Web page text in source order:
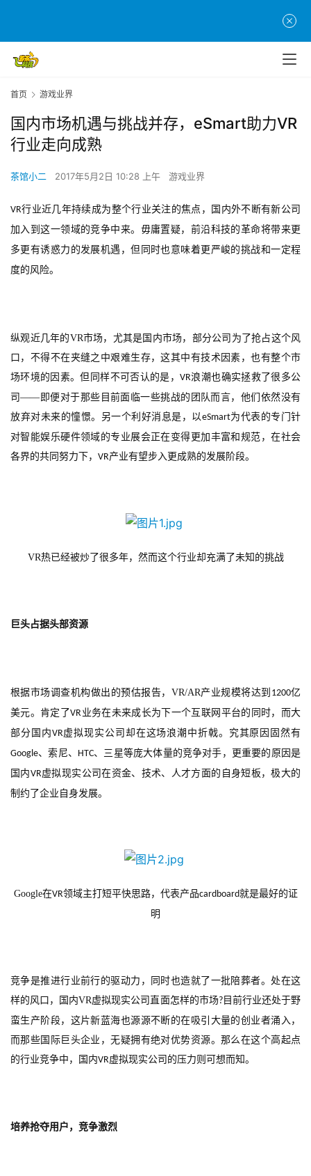
首页 游戏业界
国内市场机遇与挑战并存，eSmart助力VR
行业走向成熟
茶馆小二 2017年5月2日 10:28 上午 游戏业界
VR行业近几年持续成为整个行业关注的焦点，国内外不断有新公司
加入到这一领域的竞争中来。毋庸置疑，前沿科技的革命将带来更
多更有诱惑力的发展机遇，但同时也意味着更严峻的挑战和一定程
度的风险。
纵观近几年的VR市场，尤其是国内市场，部分公司为了抢占这个风
口，不得不在夹缝之中艰难生存，这其中有技术因素，也有整个市
场环境的因素。但同样不可否认的是，VR浪潮也确实拯救了很多公
司——即便对于那些目前面临一些挑战的团队而言，他们依然没有
放弃对未来的憧憬。另一个利好消息是，以eSmart为代表的专门针
对智能娱乐硬件领域的专业展会正在变得更加丰富和规范，在社会
各界的共同努力下， VR产业有望步入更成熟的发展阶段。
VR热已经被炒了很多年，然而这个行业却充满了未知的挑战
巨头占据头部资源
根据市场调查机构做出的预估报告， VR/AR产业规模将达到 1200亿
美元。肯定了VR业务在未来成长为下一个互联网平台的同时，而大
部分国内VR虚拟现实公司却在这场浪潮中折戟。究其原因固然有
Google、索尼、 HTC、三星等庞大体量的竞争对手，更重要的原因是
国内VR虚拟现实公司在资金、技术、人才方面的自身短板，极大的
制约了企业自身发展。
Google在VR领域主打短平快思路，代表产品cardboard就是最好的证
明
竞争是推进行业前行的驱动力，同时也造就了一批陪葬者。处在这
样的风口，国内VR虚拟现实公司直面怎样的市场?目前行业还处于野
蛮生产阶段，这片新蓝海也源源不断的在吸引大量的创业者涌入，
而那些国际巨头企业，无疑拥有绝对优势资源。那么在这个高起点
的行业竞争中，国内VR虚拟现实公司的压力则可想而知。
培养抢夺用户，竞争激烈